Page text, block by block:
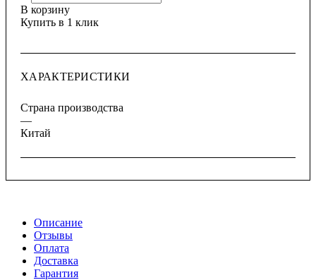
В корзину
Купить в 1 клик
ХАРАКТЕРИСТИКИ
Страна производства
—
Китай
Описание
Отзывы
Оплата
Доставка
Гарантия